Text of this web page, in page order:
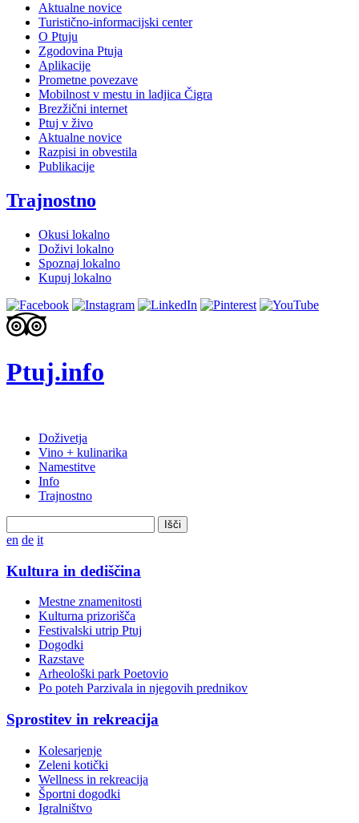
Aktualne novice
Turistično-informacijski center
O Ptuju
Zgodovina Ptuja
Aplikacije
Prometne povezave
Mobilnost v mestu in ladjica Čigra
Brezžični internet
Ptuj v živo
Aktualne novice
Razpisi in obvestila
Publikacije
Trajnostno
Okusi lokalno
Doživi lokalno
Spoznaj lokalno
Kupuj lokalno
Ptuj.info
Doživetja
Vino + kulinarika
Namestitve
Info
Trajnostno
Išči
en de it
Kultura in dediščina
Mestne znamenitosti
Kulturna prizorišča
Festivalski utrip Ptuj
Dogodki
Razstave
Arheološki park Poetovio
Po poteh Parzivala in njegovih prednikov
Sprostitev in rekreacija
Kolesarjenje
Zeleni kotički
Wellness in rekreacija
Športni dogodki
Igralništvo